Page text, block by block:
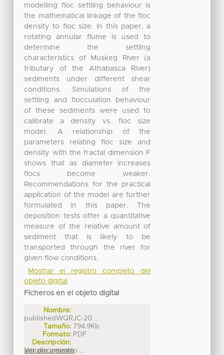
modelling floc settling behaviour is
the mathematical linkage of the floc
density to floc size. In this paper, a
rotating annular flume is used to
determine the settling
characteristics of Muskeg River (a
tributary of the Athabasca River)
sediments under different shear
conditions. Simulations of the
settling and flocculation behaviour
of these sediments were used to
calibrate a density vs. floc size
model. A relationship of the
parameters relating floc size and
density with the fractal dimension F
shows that as diameter increases
flocs become weaker.
Recommendations for the practical
application of the model are further
formulated in this paper. The
deposition tests offer a quantitative
measure of the relative amount of
sediment that is likely to be
transported through the river for
given flow conditions.
Mostrar el registro completo del
objeto digital
Ficheros en el objeto digital
Nombre:
publishedWQRJC-20 ...
Tamaño: 794.9Kb
Formato: PDF
Descripción:
articulo indizado ...
Ver documento